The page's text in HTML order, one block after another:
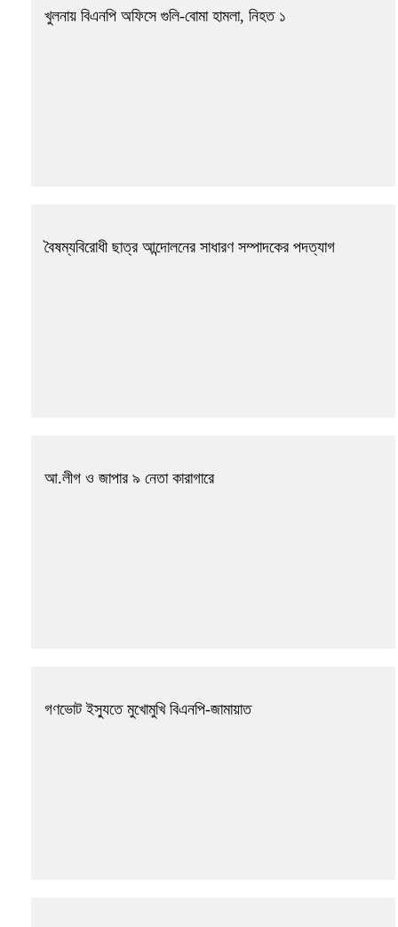
খুলনায় বিএনপি অফিসে গুলি-বোমা হামলা, নিহত ১
বৈষম্যবিরোধী ছাত্র আন্দোলনের সাধারণ সম্পাদকের পদত্যাগ
আ.লীগ ও জাপার ৯ নেতা কারাগারে
গণভোট ইস্যুতে মুখোমুখি বিএনপি-জামায়াত